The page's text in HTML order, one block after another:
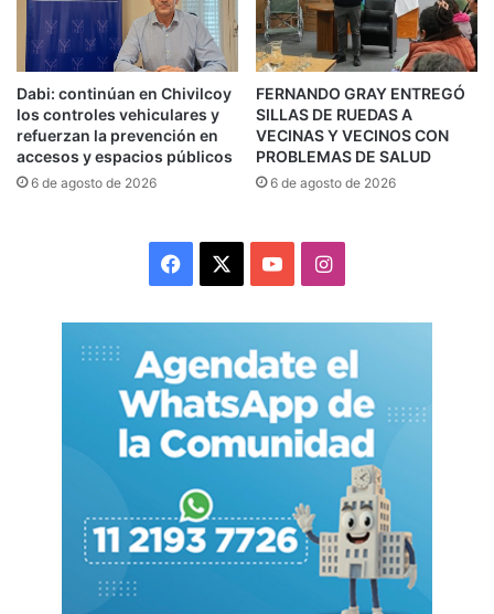
Dabi: continúan en Chivilcoy
los controles vehiculares y
refuerzan la prevención en
accesos y espacios públicos
6 de agosto de 2026
FERNANDO GRAY ENTREGÓ
SILLAS DE RUEDAS A
VECINAS Y VECINOS CON
PROBLEMAS DE SALUD
6 de agosto de 2026
Facebook YouTubeInstagram